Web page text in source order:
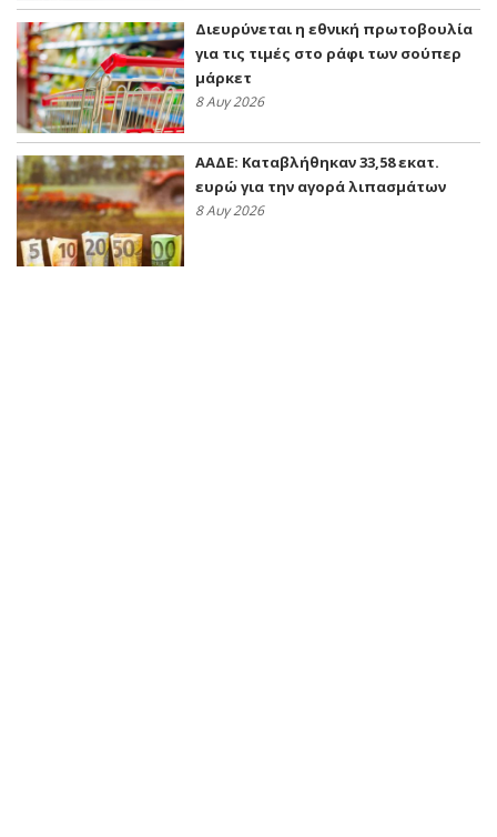
Διευρύνεται η εθνική πρωτοβουλία
για τις τιμές στο ράφι των σούπερ
μάρκετ
8 Αυγ 2026
ΑΑΔΕ: Kαταβλήθηκαν 33,58 εκατ.
ευρώ για την αγορά λιπασμάτων
8 Αυγ 2026